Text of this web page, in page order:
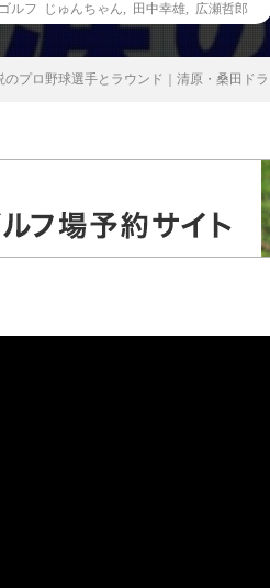
ルフ じゅんちゃん 田中幸雄 広瀬哲郎
のプロ野球選手とラウンド｜清原・桑田ド